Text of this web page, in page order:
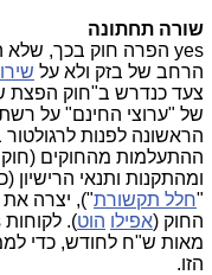
שורה תחתונה
yes הפרה חוק בכך, שלא הוציאה רישיון ל-
הרחב של בזק ולא על
צעד כנדרש ב"חוק הפצת
של "ערוצי החינם" על
הראשונה לפנות לרגולטור
ההתעלמות מהחוקים
ומהתקנות ותנאי
"חלל תקשורת"), יצרה את
החוק (אפילו הוט
מאות ש"ח לחודש, כדי
הזו.